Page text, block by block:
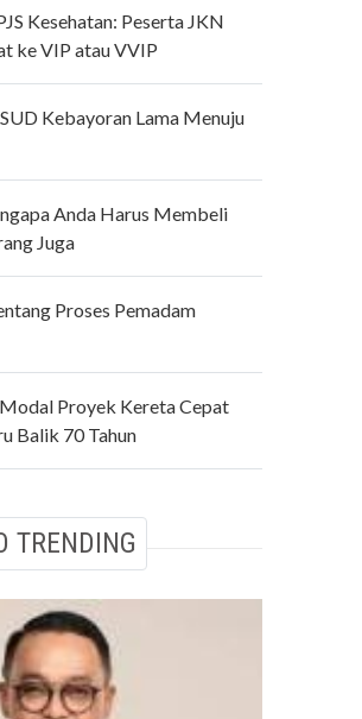
Kesehatan: Peserta JKN
ke VIP atau VVIP
Kebayoran Lama Menuju
Anda Harus Membeli
Juga
Proses Pemadam
Proyek Kereta Cepat
Balik 70 Tahun
TRENDING